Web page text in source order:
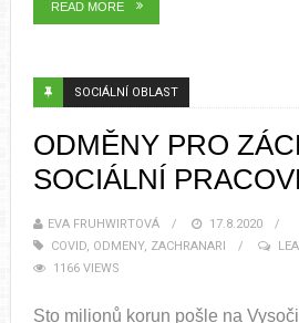
READ MORE
SOCIÁLNÍ OBLAST
ODMĚNY PRO
SOCIÁLNÍ
EVA FRUHWIRTOVÁ
17.8.2020
COVID, ODMENY, ZACHRANARI
1166 VIEWS
Sto milionů korun pošle na